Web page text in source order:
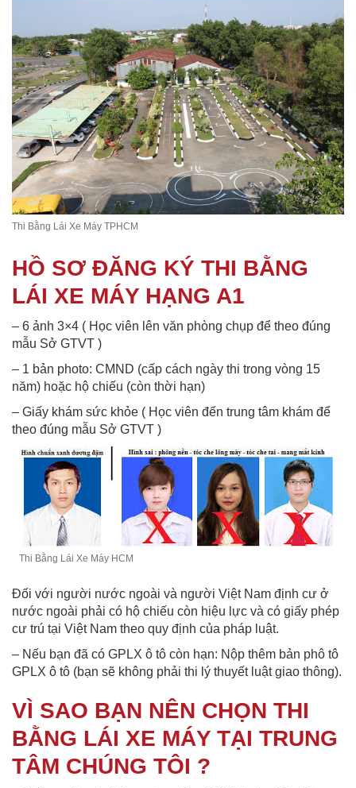
Thi Bằng Lái Xe Máy TPHCM
HỒ SƠ ĐĂNG KÝ THI BẰNG
LÁI XE MÁY HẠNG A1
– 6 ảnh 3×4 ( Học viên lên văn phòng chụp để theo đúng
mẫu Sở GTVT )
– 1 bản photo: CMND (cấp cách ngày thi trong vòng 15
năm) hoặc hộ chiếu (còn thời hạn)
– Giấy khám sức khỏe ( Học viên đến trung tâm khám để
theo đúng mẫu Sở GTVT )
Thi Bằng Lái Xe Máy HCM
Đối với người nước ngoài và người Việt Nam định cư ở
nước ngoài phải có hộ chiếu còn hiệu lực và có giấy phép
cư trú tại Việt Nam theo quy định của pháp luật.
– Nếu bạn đã có GPLX ô tô còn hạn: Nộp thêm bản phô tô
GPLX ô tô (bạn sẽ không phải thi lý thuyết luật giao thông).
VÌ SAO BẠN NÊN CHỌN THI
BẰNG LÁI XE MÁY TẠI TRUNG
TÂM CHÚNG TÔI ?